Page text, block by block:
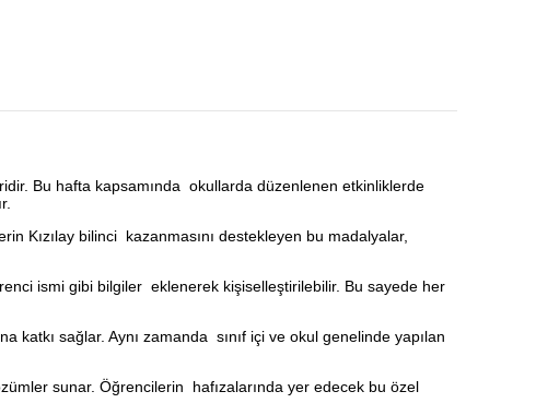
Bu hafta kapsamında okullarda düzenlenen etkinliklerde
Kızılay bilinci kazanmasını destekleyen bu madalyalar,
ismi gibi bilgiler eklenerek kişiselleştirilebilir. Bu sayede her
katkı sağlar. Aynı zamanda sınıf içi ve okul genelinde yapılan
sunar. Öğrencilerin hafızalarında yer edecek bu özel